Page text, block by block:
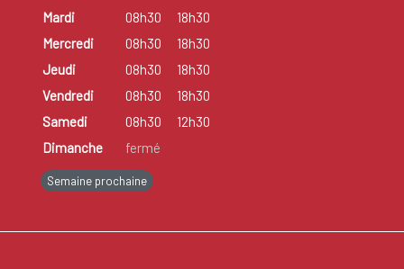
Mardi
08h30
18h30
Mercredi
08h30
18h30
Jeudi
08h30
18h30
Vendredi
08h30
18h30
Samedi
08h30
12h30
Dimanche
fermé
Semaine prochaine